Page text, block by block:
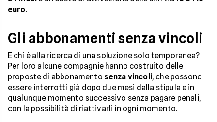
euro.
Gli abbonamenti senza vincoli
E chi è alla ricerca di una soluzione solo temporanea?
Per loro alcune compagnie hanno costruito delle
proposte di abbonamento senza vincoli, che possono
essere interrotti già dopo due mesi dalla stipula e in
qualunque momento successivo senza pagare penali,
con la possibilità di riattivarli in ogni momento.